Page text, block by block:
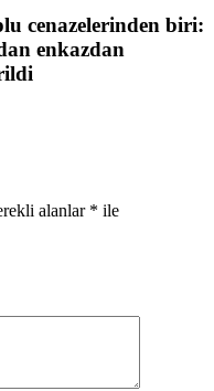
cenazelerinden biri:
enkazdan
alanlar * ile